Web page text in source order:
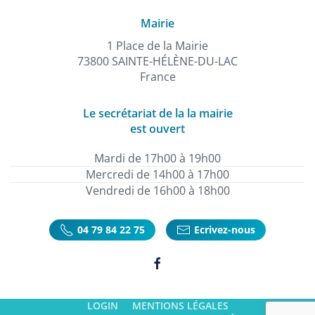
Mairie
1 Place de la Mairie
73800 SAINTE-HÉLÈNE-DU-LAC
France
Le secrétariat de la la mairie
est ouvert
Mardi de 17h00 à 19h00
Mercredi de 14h00 à 17h00
Vendredi de 16h00 à 18h00
04 79 84 22 75 Ecrivez-nous
LOGIN
MENTIONS LÉGALES